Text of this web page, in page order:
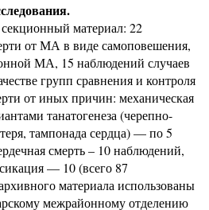
материал: 22
от МА в виде самоповешения,
МА, 15 наблюдений случаев
групп сравнения и контроля
от иных причин: механическая
танатогенеза (черепно-
тампонада сердца) — по 5
смерть – 10 наблюдений,
— 10 (всего 87
материала использованы
межрайонному отделению